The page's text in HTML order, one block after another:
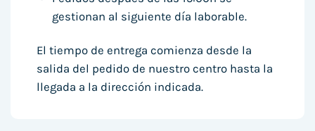
gestionan al siguiente día laborable.
El tiempo de entrega comienza desde la
salida del pedido de nuestro centro hasta la
llegada a la dirección indicada.